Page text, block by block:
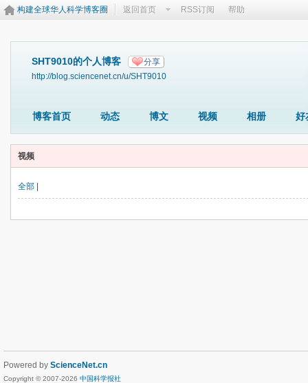
构建全球华人科学博客圈 返回首页 RSS订阅 帮助
SHT9010的个人博客 分享
http://blog.sciencenet.cn/u/SHT9010
博客首页 动态 博文 视频 相册 好
视频
全部
Powered by ScienceNet.cn
Copyright © 2007-2026 中国科学报社